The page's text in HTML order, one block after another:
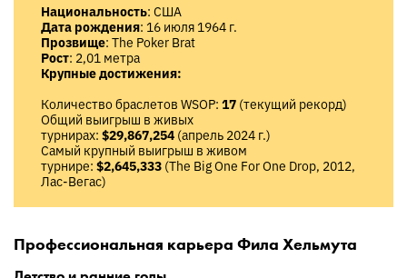
Национальность: США
Дата рождения: 16 июля 1964 г.
Прозвище: The Poker Brat
Рост: 2,01 метра
Крупные достижения:
Количество браслетов WSOP: 17 (текущий рекорд)
Общий выигрыш в живых
турнирах: $29,867,254 (апрель 2024 г.)
Самый крупный выигрыш в живом
турнире: $2,645,333 (The Big One For One Drop, 2012,
Лас-Вегас)
Профессиональная карьера Фила Хельмута